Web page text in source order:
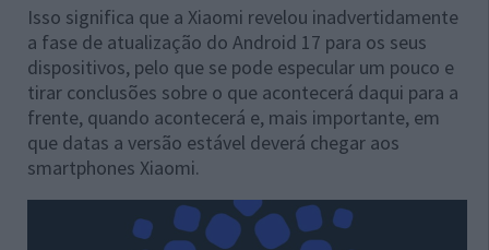
Isso significa que a Xiaomi revelou inadvertidamente
a fase de atualização do Android 17 para os seus
dispositivos, pelo que se pode especular um pouco e
tirar conclusões sobre o que acontecerá daqui para a
frente, quando acontecerá e, mais importante, em
que datas a versão estável deverá chegar aos
smartphones Xiaomi.